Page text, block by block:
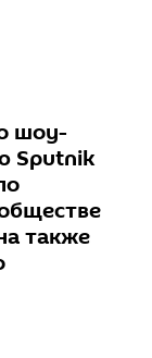
шоу-
Sputnik
также